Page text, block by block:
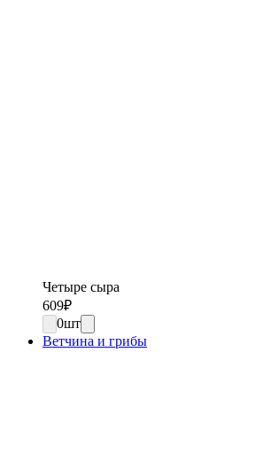
Четыре сыра
609₽
0шт
Ветчина и грибы